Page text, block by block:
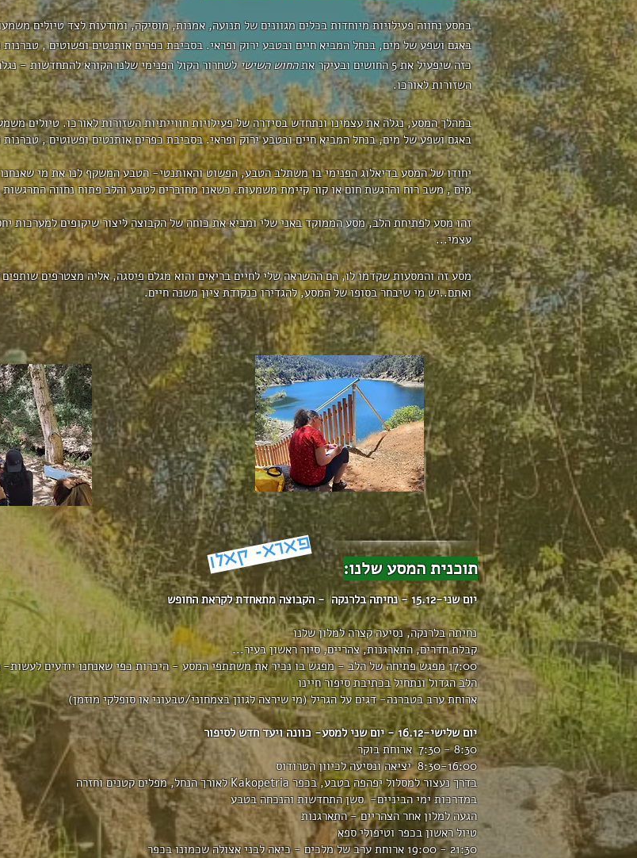
במסע נחווה פעילויות מיוחדות בכלים מגוונים של תנועה, אמנות, מוסיקה, ומודעות לצד טיולים
באגם ושפע של מים, בנחל המביא חיים ובטבע ירוק ופראי. בסביבת כפרים אותנטים ופשוטים ,
כזה שיפעיל את 5 החושים ובעיקר את
החוש השישילשחרור הקול הפנימי שלנו הקורא להתחדשות -
השזורות לאורכו.
במהלך המסע, נגלה את עצמינו ונתחדש בסידרה של פעילויות חווייתיות השזורות לאורכו.טיולים
באגם ושפע של מים, בנחל המביא חיים ובטבע ירוק ופראי. בסביבת כפרים אותנטים ופשוטים , טברנות
יחודו של המסע בדיאלוג הפנימי בו משתלב הטבע, הפשוט והאותנטי- הטבע המשקף לנו את מי
מים , משב רוח והרגשת חום או קור קיימת משמעות. כשאנו מחוברים לטבע והלב פתוח נחווה
זהו מסע לפתיחת הלב, מסע הממוקד באני שלי ומביא את כוחה של הקבוצה ליצור שיקופים למערכות
עצמי...
מסע זה והמסעות שקדמו לו, הם ההשראה שלי לחיים בריאים והוא מגלם פיסגה, אליה מצטרפים
ואתם..יש מי שיבחר בסופו של המסע, להגדירו כנקודת ציון משנה חיים.
תוכנית המסע שלנו: פארא- קאלו
יום שני-15.12 - נחיתה בלרנקה - הקבוצה מתאחדת לקראת החופש
נחיתה בלרנקה, נסיעה קצרה למלון שלנו
קבלת חדרים, התארגנות, צהריים, סיור ראשון בעיר...
17:00 מפגש פתיחה של הלב - מפגש בו נכיר את משתתפי המסע - היכרות כפי שאנחנו יודעים
הלב הגדול ונתחיל בכתיבת סיפור חיינו
ארוחת ערב בטברנה- דגים על הגריל (מי שירצה לגוון בצמחוני/טבעוני או סופלקי מוזמן)
יום שלישי-16.12 - יום שני למסע- כוונה ויעד חדש לסיפור
8:30 - 7:30 ארוחת בוקר
8:30-16:00 יציאה ונסיעה לכיוון הטרודוס
בדרך נעצור למסלול יפהפה בטבע, בכפר Kakopetria לאורך הנחל, מפלים קטנים וחזרה
במדרכות ימי הביניים- סשן התחדשות והנכחה בטבע
הגעה למלון אחר הצהריים - התארגנות
טיול ראשון בכפר וטיפולי ספא
21:30 - 19:00 ארוחת ערב של מלכים - כיאה לבני אצולה שכמונו בכפר